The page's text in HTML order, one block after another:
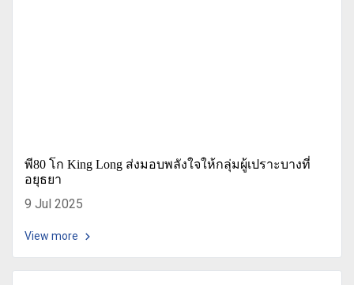
พี80 โก King Long ส่งมอบพลังใจให้กลุ่มผู้เปราะบางที่
อยุธยา
9 Jul 2025
View more